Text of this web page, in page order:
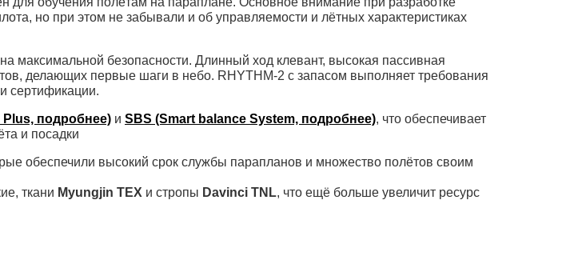
но при этом не забывали и об управляемости и лётных характеристиках
безопасности. Длинный ход клевант, высокая пассивная
делающих первые шаги в небо. RHYTHM-2 с запасом выполняет требования
сертификации.
Plus, подробнее) и SBS (Smart balance System, подробнее), что обеспечивает
и посадки
обеспечили высокий срок службы парапланов и множество полётов своим
ткани Myungjin TEX и стропы Davinci TNL, что ещё больше увеличит ресурс